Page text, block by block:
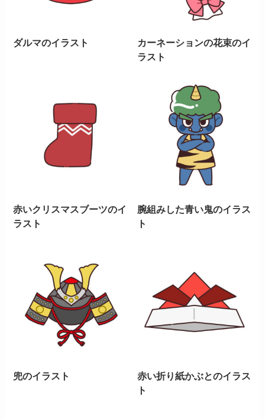
ダルマのイラスト
カーネーションの花束のイ
ラスト
赤いクリスマスブーツのイ
ラスト
腕組みした青い鬼のイラス
ト
兜のイラスト
赤い折り紙かぶとのイラス
ト